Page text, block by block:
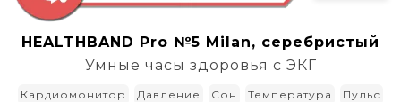
HEALTHBAND Pro №5 Milan, серебристый
Умные часы здоровья с ЭКГ
Кардиомонитор Давление Сон Температура
Пульс